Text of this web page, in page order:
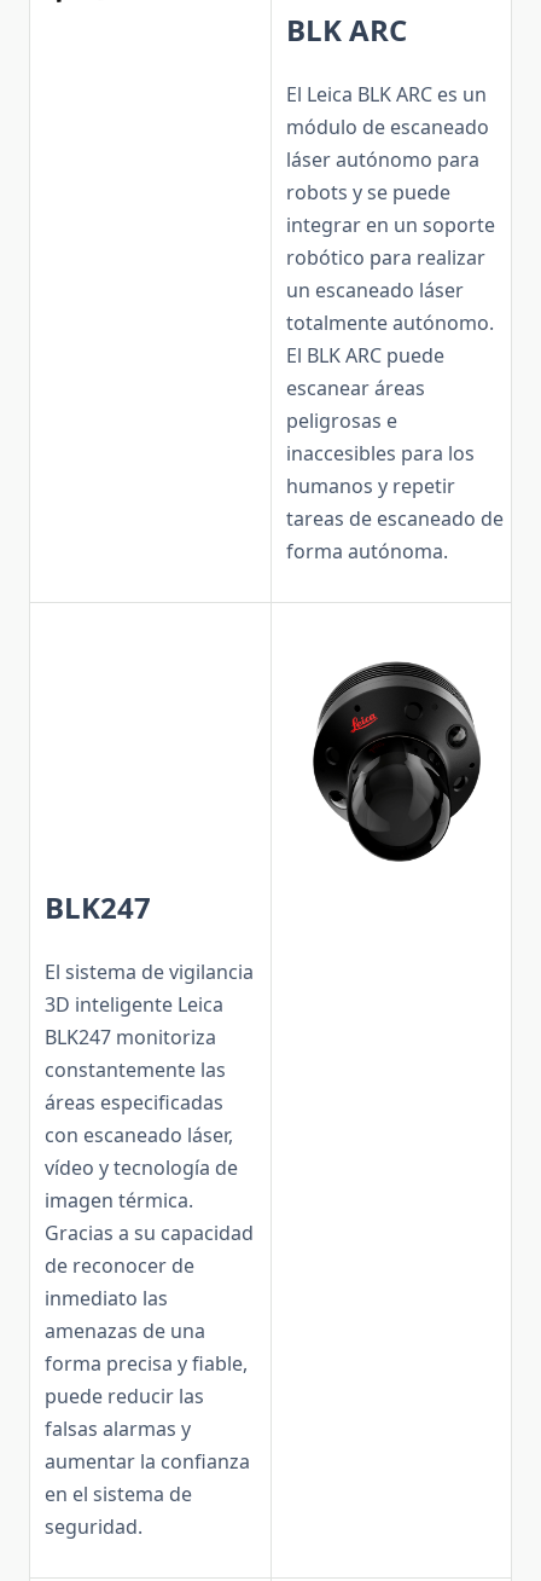
BLK ARC
El Leica BLK ARC es un
módulo de escaneado
láser autónomo para
robots y se puede
integrar en un soporte
robótico para realizar
un escaneado láser
totalmente autónomo.
El BLK ARC puede
escanear áreas
peligrosas e
inaccesibles para los
humanos y repetir
tareas de escaneado de
forma autónoma.
BLK247
El sistema de vigilancia
3D inteligente Leica
BLK247 monitoriza
constantemente las
áreas especificadas
con escaneado láser,
vídeo y tecnología de
imagen térmica.
Gracias a su capacidad
de reconocer de
inmediato las
amenazas de una
forma precisa y fiable,
puede reducir las
falsas alarmas y
aumentar la confianza
en el sistema de
seguridad.